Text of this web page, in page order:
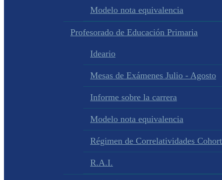
Modelo nota equivalencia
Profesorado de Educación Primaria
Ideario
Mesas de Exámenes Julio - Agosto
Informe sobre la carrera
Modelo nota equivalencia
Régimen de Correlatividades
R.A.I.